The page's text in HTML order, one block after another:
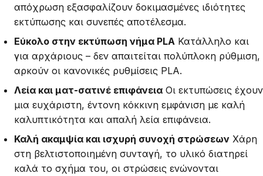
απόχρωση εξασφαλίζουν δοκιμασμένες ιδιότητες
εκτύπωσης και συνεπές αποτέλεσμα.
Εύκολο στην εκτύπωση νήμα PLA Κατάλληλο και
για αρχάριους – δεν απαιτείται πολύπλοκη ρύθμιση,
αρκούν οι κανονικές ρυθμίσεις PLA.
Λεία και ματ-σατινέ επιφάνεια Οι εκτυπώσεις έχουν
μια ευχάριστη, έντονη κόκκινη εμφάνιση με καλή
καλυπτικότητα και απαλή λεία επιφάνεια.
Καλή ακαμψία και ισχυρή συνοχή στρώσεων Χάρη
στη βελτιστοποιημένη συνταγή, το υλικό διατηρεί
καλά το σχήμα του, οι στρώσεις ενώνονται